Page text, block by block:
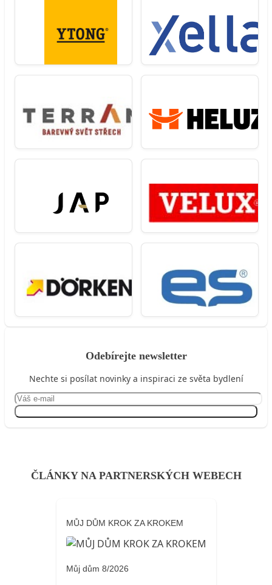
Odebírejte newsletter
Nechte si posílat novinky a inspiraci ze světa bydlení
ČLÁNKY NA PARTNERSKÝCH WEBECH
MŮJ DŮM KROK ZA KROKEM
Můj dům 8/2026